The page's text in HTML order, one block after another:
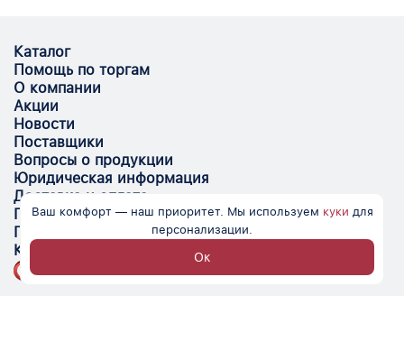
Каталог
Помощь по торгам
О компании
Акции
Новости
Поставщики
Вопросы о продукции
Юридическая информация
Доставка и оплата
Поставщикам
Помощь
Контакты
Ваш комфорт — наш приоритет. Мы используем куки для
персонализации.
Ок